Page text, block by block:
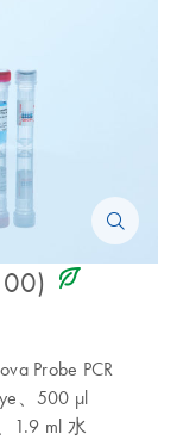
icon_0368_ls_gen_eco_friendly-s
Probe PCR
、500 µl
1.9 ml 水